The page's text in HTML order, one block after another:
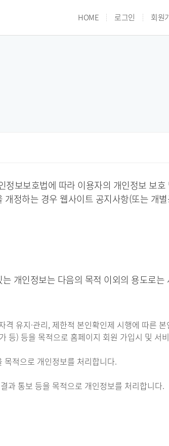
HOME 로그인 회원
정보보호법에 따라 이용자의 개인정보
정하는 경우 웹사이트 공지사항(또는 개
개인정보는 다음의 목적 이외의 용도로
유지·관리, 제한적 본인확인제 시행에 따른
등) 등을 목적으로 홈페이지 회원 가입시 및 서
적으로 개인정보를 처리합니다.
과 통보 등을 목적으로 개인정보를 처리합니다.